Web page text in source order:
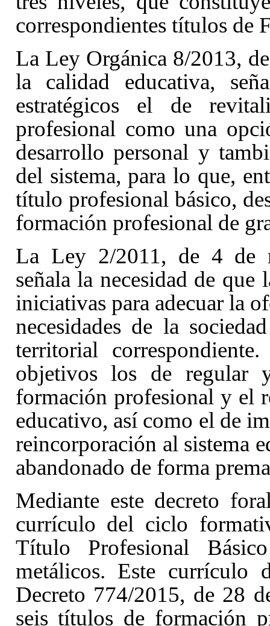
correspondientes títulos de
La Ley Orgánica 8/2013,
la calidad educativa,
estratégicos el de
profesional como una
desarrollo personal y
del sistema, para lo que,
título profesional básico,
formación profesional de
La Ley 2/2011, de 4 de
señala la necesidad de
iniciativas para adecuar la
necesidades de la
territorial
objetivos los de regular
formación profesional y el
educativo, así como el de
reincorporación al sistema
abandonado de forma
Mediante este decreto
currículo del ciclo
Título Profesional
metálicos. Este
Decreto 774/2015, de 28
seis títulos de formación